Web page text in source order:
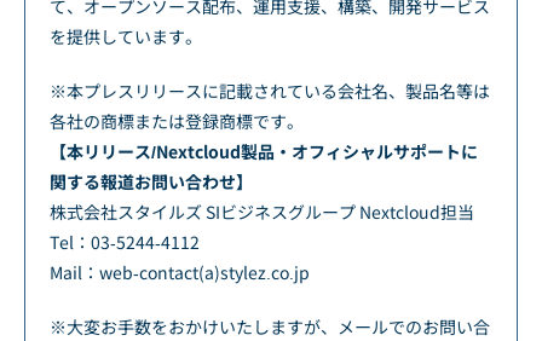
て、オープンソース配布、運用支援、構築、開発サービス
を提供しています。
※本プレスリリースに記載されている会社名、製品名等は
各社の商標または登録商標です。
【本リリース/Nextcloud製品・オフィシャルサポートに
関する報道お問い合わせ】
株式会社スタイルズ SIビジネスグループ Nextcloud担当
Tel：03-5244-4112
Mail：web-contact(a)stylez.co.jp
※大変お手数をおかけいたしますが、メールでのお問い合